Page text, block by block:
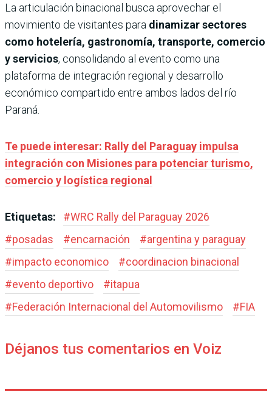
La articulación binacional busca aprovechar el
movimiento de visitantes para dinamizar sectores
como hotelería, gastronomía, transporte, comercio
y servicios, consolidando al evento como una
plataforma de integración regional y desarrollo
económico compartido entre ambos lados del río
Paraná.
Te puede interesar: Rally del Paraguay impulsa
integración con Misiones para potenciar turismo,
comercio y logística regional
Etiquetas: #WRC Rally del Paraguay 2026
#posadas #encarnación #argentina y paraguay
#impacto economico #coordinacion binacional
#evento deportivo #itapua
#Federación Internacional del Automovilismo #FIA
Déjanos tus comentarios en Voiz